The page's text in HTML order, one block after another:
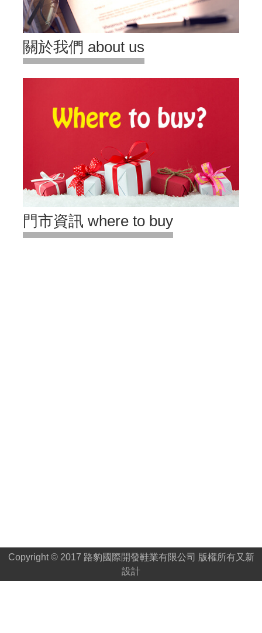
關於我們 about us
門市資訊 where to buy
Copyright © 2017 路豹國際開發鞋業有限公司 版權所有又新
設計